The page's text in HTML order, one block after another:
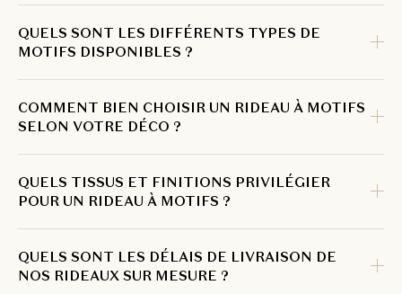
QUELS SONT LES DIFFÉRENTS TYPES DE
MOTIFS DISPONIBLES ?
COMMENT BIEN CHOISIR UN RIDEAU À MOTIFS
SELON VOTRE DÉCO ?
QUELS TISSUS ET FINITIONS PRIVILÉGIER
POUR UN RIDEAU À MOTIFS ?
QUELS SONT LES DÉLAIS DE LIVRAISON DE
NOS RIDEAUX SUR MESURE ?